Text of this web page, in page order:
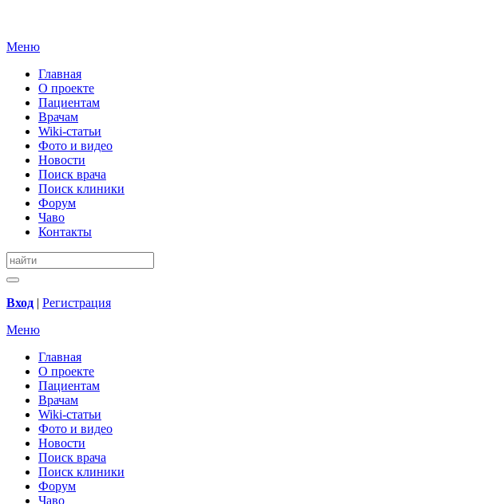
Меню
Главная
О проекте
Пациентам
Врачам
Wiki-статьи
Фото и видео
Новости
Поиск врача
Поиск клиники
Форум
Чаво
Контакты
Вход | Регистрация
Меню
Главная
О проекте
Пациентам
Врачам
Wiki-статьи
Фото и видео
Новости
Поиск врача
Поиск клиники
Форум
Чаво